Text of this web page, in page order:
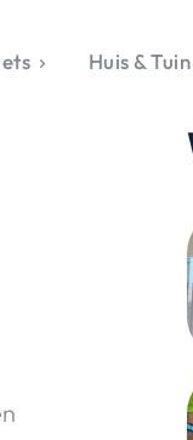
Huis & Tuin